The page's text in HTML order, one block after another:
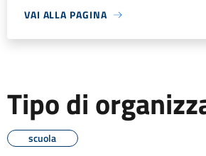
VAI ALLA PAGINA
Tipo di
scuola